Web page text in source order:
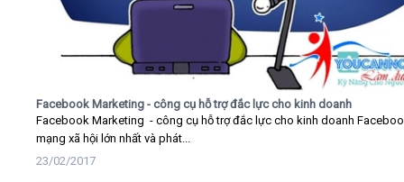
Facebook Marketing - công cụ hỗ trợ đắc lực cho kinh doanh
Facebook Marketing - công cụ hỗ trợ đắc lực cho kinh doanh
mạng xã hội lớn nhất và phát...
23/02/2017